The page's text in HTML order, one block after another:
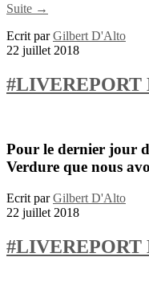
Suite →
Ecrit parGilbert D'Alto
22 juillet 2018
#LIVEREPORT
Pour le dernier jour
Verdure que nous
Ecrit parGilbert D'Alto
22 juillet 2018
#LIVEREPORT